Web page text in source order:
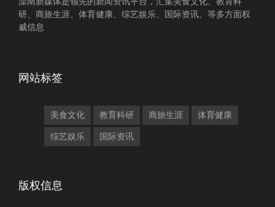
研、商旅生涯、体育健康、综艺娱乐、国际资讯、等多方面权
威信息
网站标签
美食文化 教育科研 商旅生涯 体育健康
综艺娱乐 国际资讯
版权信息